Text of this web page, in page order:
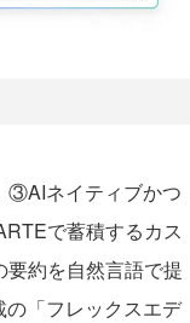
③AIネイティブかつ
で蓄積するカス
約を自然言語で提
「フレックスエデ